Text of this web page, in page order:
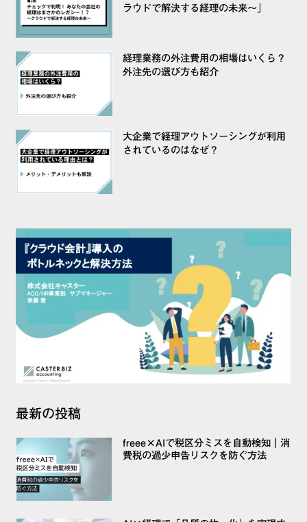
ラウドで解決する経理の未来〜」
経理業務の外注費用の相場はいくら？
外注先の選び方も紹介
大企業で経理アウトソーシングが利用
されているのはなぜ？
最新の投稿
freee×AIで税区分ミスを自動検知｜消
費税の過少申告リスクを防ぐ方法